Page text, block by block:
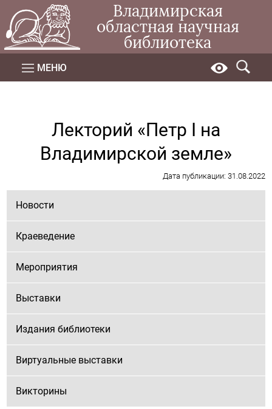
Владимирская
областная научная
библиотека
МЕНЮ
Лекторий «Петр I на
Владимирской земле»
Дата публикации: 31.08.2022
Новости
Краеведение
Мероприятия
Выставки
Издания библиотеки
Виртуальные выставки
Викторины